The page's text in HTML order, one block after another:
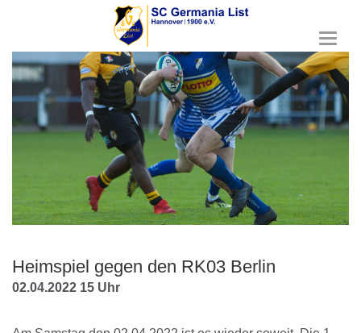
T
o
g
g
l
e
n
g
a
Heimspiel gegen den RK03 Berlin
02.04.2022 15 Uhr